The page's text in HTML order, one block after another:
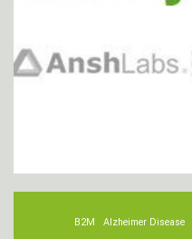
Alzheimer Disease
B2M